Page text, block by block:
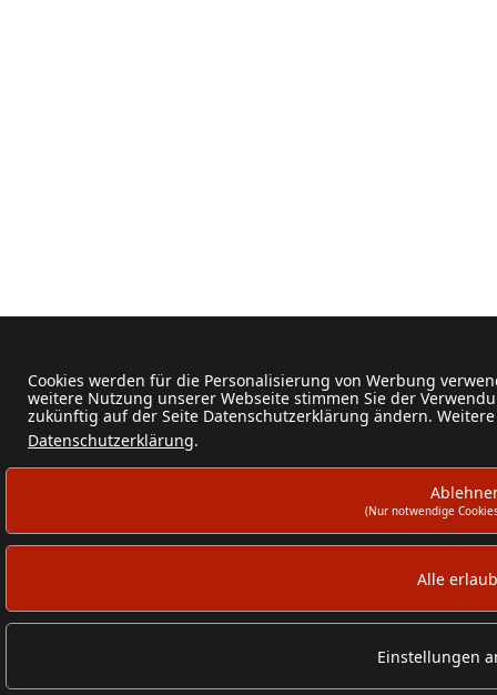
Cookies werden für die Personalisierung von Werbung
weitere Nutzung unserer Webseite stimmen Sie der
zukünftig auf der Seite Datenschutzerklärung ändern.
Datenschutzerklärung.
(Nur notwendige
Alle
Einstellungen